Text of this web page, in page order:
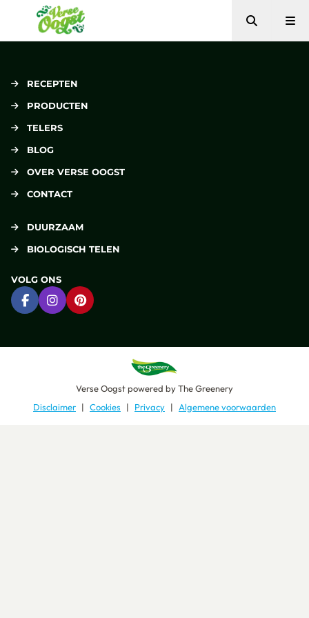
Verse Oogst
Zoeken
RECEPTEN
PRODUCTEN
TELERS
BLOG
OVER VERSE OOGST
CONTACT
DUURZAAM
BIOLOGISCH TELEN
VOLG ONS
Ga naar Facebook
Ga naar Instagram
Ga naar Pinterest
Verse Oogstpowered byThe Greenery
Disclaimer
Cookies Privacy Algemene voorwaarden